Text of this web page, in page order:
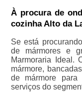
À procura de
cozinha Alto da
Se está
de mármores e
Marmoraria Ideal.
mármore,
de mármore para
serviços do